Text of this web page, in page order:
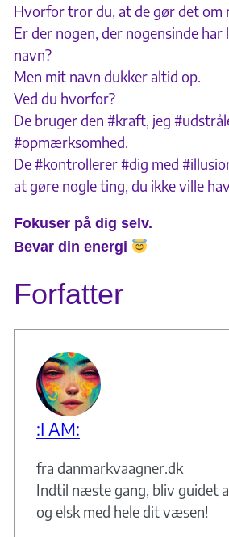
Hvorfor tror du, at de gør det om
Er der nogen, der nogensinde
navn?
Men mit navn dukker altid op.
Ved du hvorfor?
De bruger den #kraft, jeg
#opmærksomhed.
De #kontrollerer #dig med
at gøre nogle ting, du ikke ville
Fokuser på dig selv.
Bevar din energi
Forfatter
:I AM:
fra danmarkvaagner.dk
Indtil næste gang, bliv guidet
og elsk med hele dit væsen!